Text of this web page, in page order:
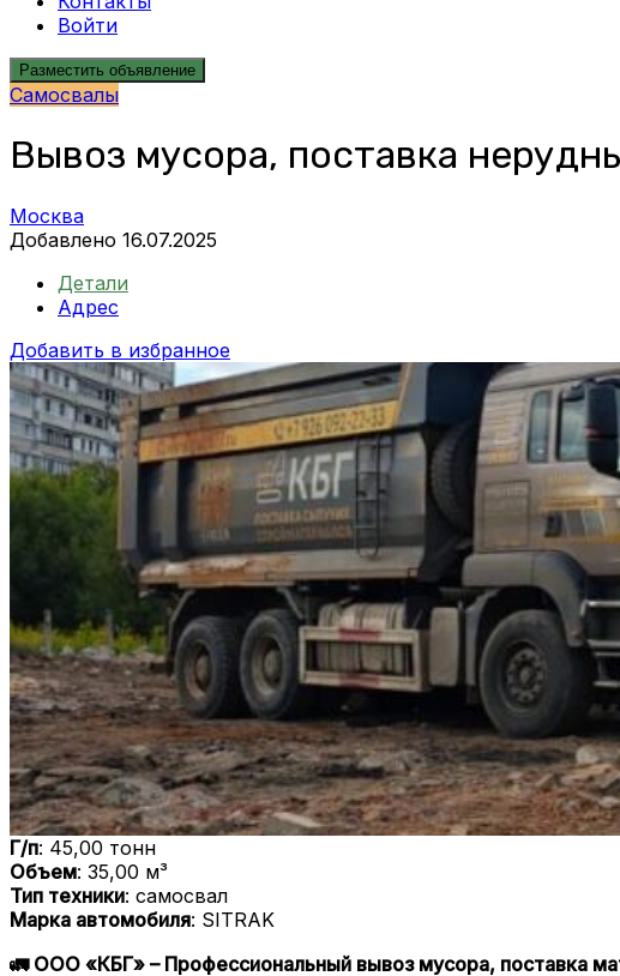
Войти
Разместить объявление
Самосвалы
Вывоз мусора, поставка
Москва
Добавлено 16.07.2025
Детали
Адрес
Добавить в избранное
Г/п: 45,00 тонн
Объем: 35,00 м³
Тип техники: самосвал
Марка автомобиля: SITRAK
🚛 ООО «КБГ» – Профессиональный вывоз мусора, поставка